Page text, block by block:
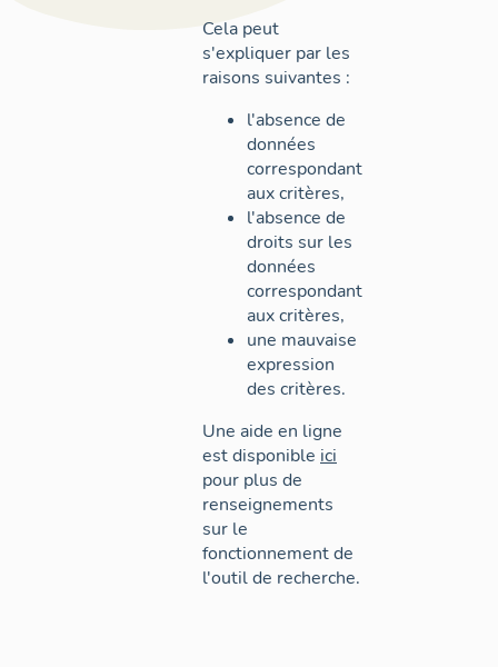
Cela peut
s'expliquer par les
raisons suivantes :
l'absence de
données
correspondant
aux critères,
l'absence de
droits sur les
données
correspondant
aux critères,
une mauvaise
expression
des critères.
Une aide en ligne
est disponible ici
pour plus de
renseignements
sur le
fonctionnement de
l'outil de recherche.